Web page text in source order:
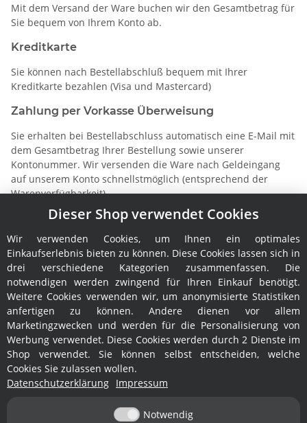
Mit dem Versand der Ware buchen wir den Gesamtbetrag für
Sie bequem von Ihrem Konto ab.
Kreditkarte
Sie können nach Bestellabschluß bequem mit Ihrer
Kreditkarte bezahlen (Visa und Mastercard)
Zahlung per Vorkasse Überweisung
Sie erhalten bei Bestellabschluss automatisch eine E-Mail mit
dem Gesamtbetrag Ihrer Bestellung sowie unserer
Kontonummer. Wir versenden die Ware nach Geldeingang
auf unserem Konto schnellstmöglich (entsprechend der
Warenverfügbarkeit).
Unsere Bankverbindung
Kontoinhaber: Ralph Fröhlich
Kontonummer: 11334709
Bankleitzahl: 66490000
Bankinstitut: Volksbank Offenburg
Informationen
Dieser Shop verwendet Cookies
Wir verwenden Cookies, um Ihnen ein optimales
Einkaufserlebnis bieten zu können. Diese Cookies lassen sich in
drei verschiedene Kategorien zusammenfassen. Die
notwendigen werden zwingend für Ihren Einkauf benötigt.
Weitere Cookies verwenden wir, um anonymisierte Statistiken
anfertigen zu können. Andere dienen vor allem
Marketingzwecken und werden für die Personalisierung von
Werbung verwendet. Diese Cookies werden durch 2 Dienste im
Shop verwendet. Sie können selbst entscheiden, welche
Cookies Sie zulassen wollen.
Datenschutzerklärung Impressum
Notwendig